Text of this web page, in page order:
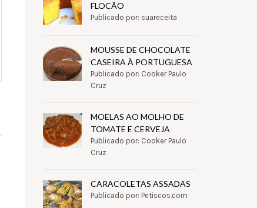
FLOCÃO
Publicado por: suareceita
MOUSSE DE CHOCOLATE
CASEIRA À PORTUGUESA
Publicado por: Cooker Paulo
Cruz
MOELAS AO MOLHO DE
TOMATE E CERVEJA
Publicado por: Cooker Paulo
Cruz
CARACOLETAS ASSADAS
Publicado por: Petiscos.com